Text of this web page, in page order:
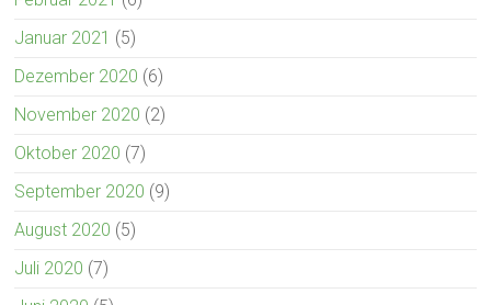
Januar 2021 (5)
Dezember 2020 (6)
November 2020 (2)
Oktober 2020 (7)
September 2020 (9)
August 2020 (5)
Juli 2020 (7)